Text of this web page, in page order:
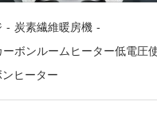
- 炭素繊維暖房機 -
ーボンルームヒーター低電圧
ヒーター